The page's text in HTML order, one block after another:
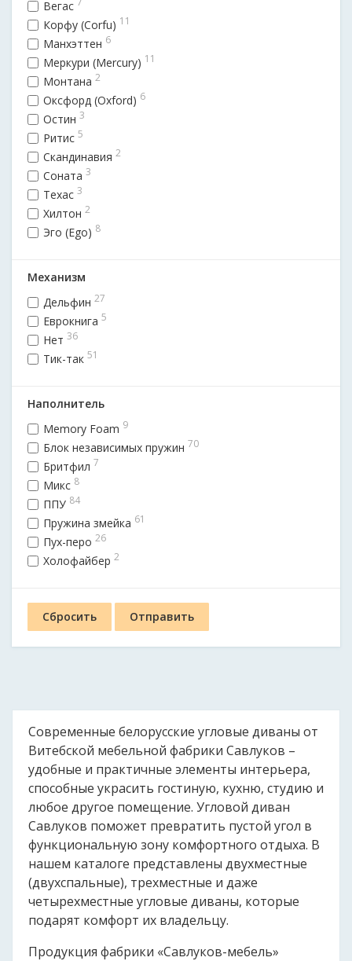
Вегас
Корфу (Corfu) 11
Манхэттен 6
Меркури (Mercury) 11
Монтана 2
Оксфорд (Oxford) 6
Остин 3
Ритис 5
Скандинавия 2
Соната 3
Техас 3
Хилтон 2
Эго (Ego) 8
Механизм
Дельфин 27
Еврокнига 5
Нет 36
Тик-так 51
Наполнитель
Memory Foam 9
Блок независимых пружин 70
Бритфил 7
Микс 8
ППУ 84
Пружина змейка 61
Пух-перо 26
Холофайбер 2
Сбросить Отправить
Современные белорусские угловые диваны от
Витебской мебельной фабрики Савлуков –
удобные и практичные элементы интерьера,
способные украсить гостиную, кухню, студию и
любое другое помещение. Угловой диван
Савлуков поможет превратить пустой угол в
функциональную зону комфортного отдыха. В
нашем каталоге представлены двухместные
(двухспальные), трехместные и даже
четырехместные угловые диваны, которые
подарят комфорт их владельцу.
Продукция фабрики «Савлуков-мебель»